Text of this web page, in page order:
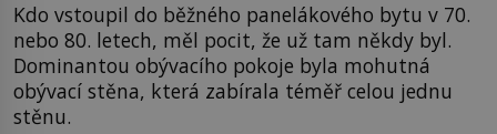
Kdo vstoupil do běžného panelákového bytu v 70.
nebo 80. letech, měl pocit, že už tam někdy byl.
Dominantou obývacího pokoje byla mohutná
obývací stěna, která zabírala téměř celou jednu
stěnu.